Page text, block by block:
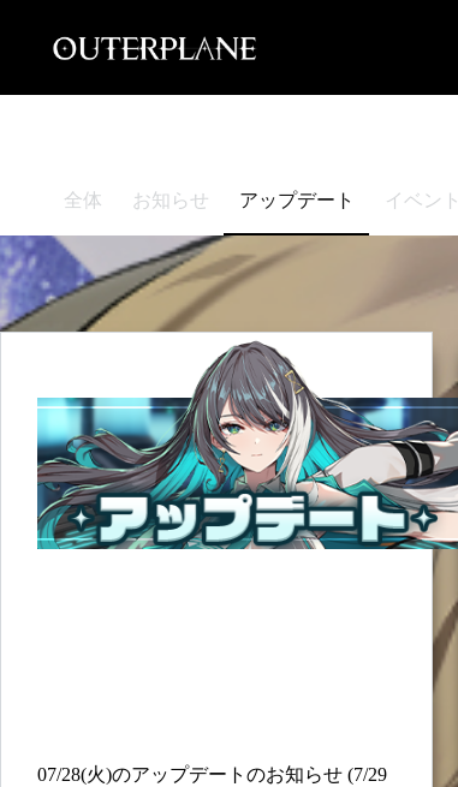
content
全体 お知らせ アップデート イベント
07/28(火)のアップデートのお知らせ (7/29